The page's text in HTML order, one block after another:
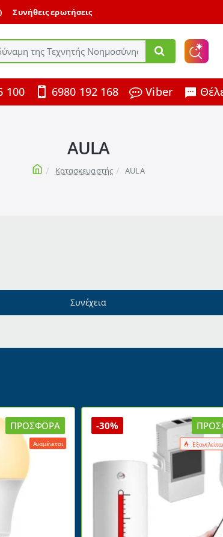
Συνήθεις ερωτήσεις
100 6980 192 168 Viber
AULA
homeΚατασκευαστής AULA
Συνέχεια
ΠΡΟΣΦΟΡΆ
Αναμένεται
-30%